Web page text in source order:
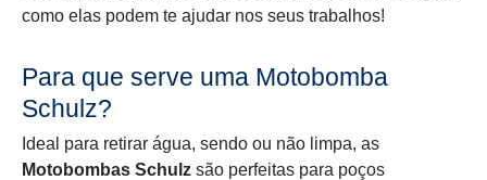
como elas podem te ajudar nos seus trabalhos!
Para que serve uma Motobomba
Schulz?
Ideal para retirar água, sendo ou não limpa, as
Motobombas Schulz são perfeitas para poços